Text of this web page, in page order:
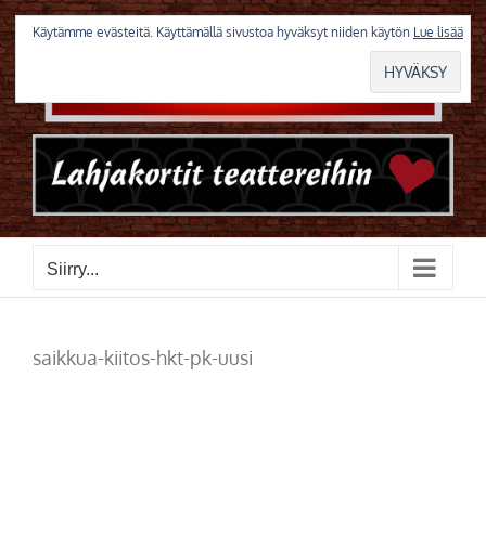
Skip
to
content
Siirry...
saikkua-kiitos-hkt-pk-uusi
Käytämme evästeitä. Käyttämällä sivustoa hyväksyt niiden käytön Lue lisää